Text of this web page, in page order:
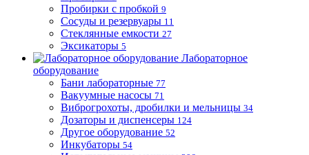
Пробирки с пробкой 9
Сосуды и резервуары 11
Стеклянные емкости 27
Эксикаторы 5
Лабораторное
оборудование
Бани лабораторные 77
Вакуумные насосы 71
Виброгрохоты, дробилки и мельницы 34
Дозаторы и диспенсеры 124
Другое оборудование 52
Инкубаторы 54